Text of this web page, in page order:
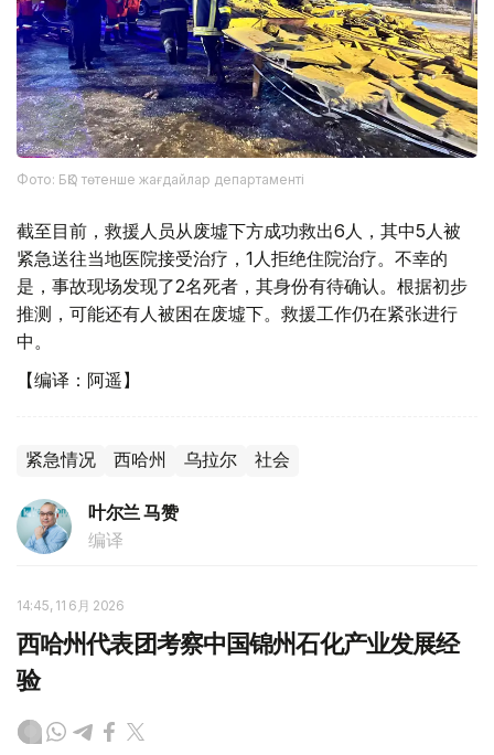
Фото: БҚО төтенше жағдайлар департаменті
截至目前，救援人员从废墟下方成功救出6人，其中5人被
紧急送往当地医院接受治疗，1人拒绝住院治疗。不幸的
是，事故现场发现了2名死者，其身份有待确认。根据初步
推测，可能还有人被困在废墟下。救援工作仍在紧张进行
中。
【编译：阿遥】
紧急情况 西哈州 乌拉尔 社会
叶尔兰 马赞
编译
14:45, 11 6月 2026
西哈州代表团考察中国锦州石化产业发展经
验